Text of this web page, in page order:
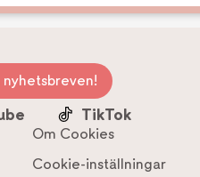
TikTok
Om Cookies
Cookie-inställningar